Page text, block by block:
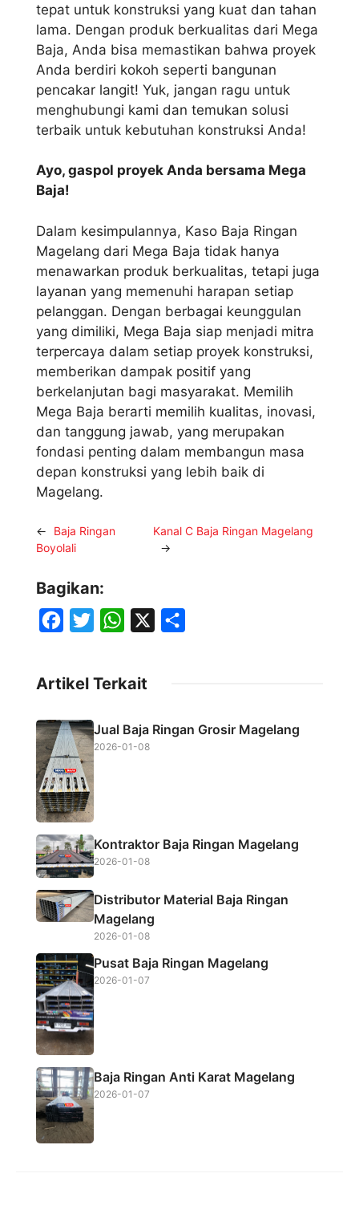
tepat untuk konstruksi yang kuat dan tahan
lama. Dengan produk berkualitas dari Mega
Baja, Anda bisa memastikan bahwa proyek
Anda berdiri kokoh seperti bangunan
pencakar langit! Yuk, jangan ragu untuk
menghubungi kami dan temukan solusi
terbaik untuk kebutuhan konstruksi Anda!
Ayo, gaspol proyek Anda bersama Mega
Baja!
Dalam kesimpulannya, Kaso Baja Ringan
Magelang dari Mega Baja tidak hanya
menawarkan produk berkualitas, tetapi juga
layanan yang memenuhi harapan setiap
pelanggan. Dengan berbagai keunggulan
yang dimiliki, Mega Baja siap menjadi mitra
terpercaya dalam setiap proyek konstruksi,
memberikan dampak positif yang
berkelanjutan bagi masyarakat. Memilih
Mega Baja berarti memilih kualitas, inovasi,
dan tanggung jawab, yang merupakan
fondasi penting dalam membangun masa
depan konstruksi yang lebih baik di
Magelang.
←
Baja Ringan
Boyolali
Kanal C Baja Ringan Magelang
→
Bagikan:
e
b
o
o
k
t
e
t
A
Artikel Terkait
Jual Baja Ringan Grosir Magelang
2026-01-08
Kontraktor Baja Ringan Magelang
2026-01-08
Distributor Material Baja Ringan
Magelang
2026-01-08
Pusat Baja Ringan Magelang
2026-01-07
Baja Ringan Anti Karat Magelang
2026-01-07